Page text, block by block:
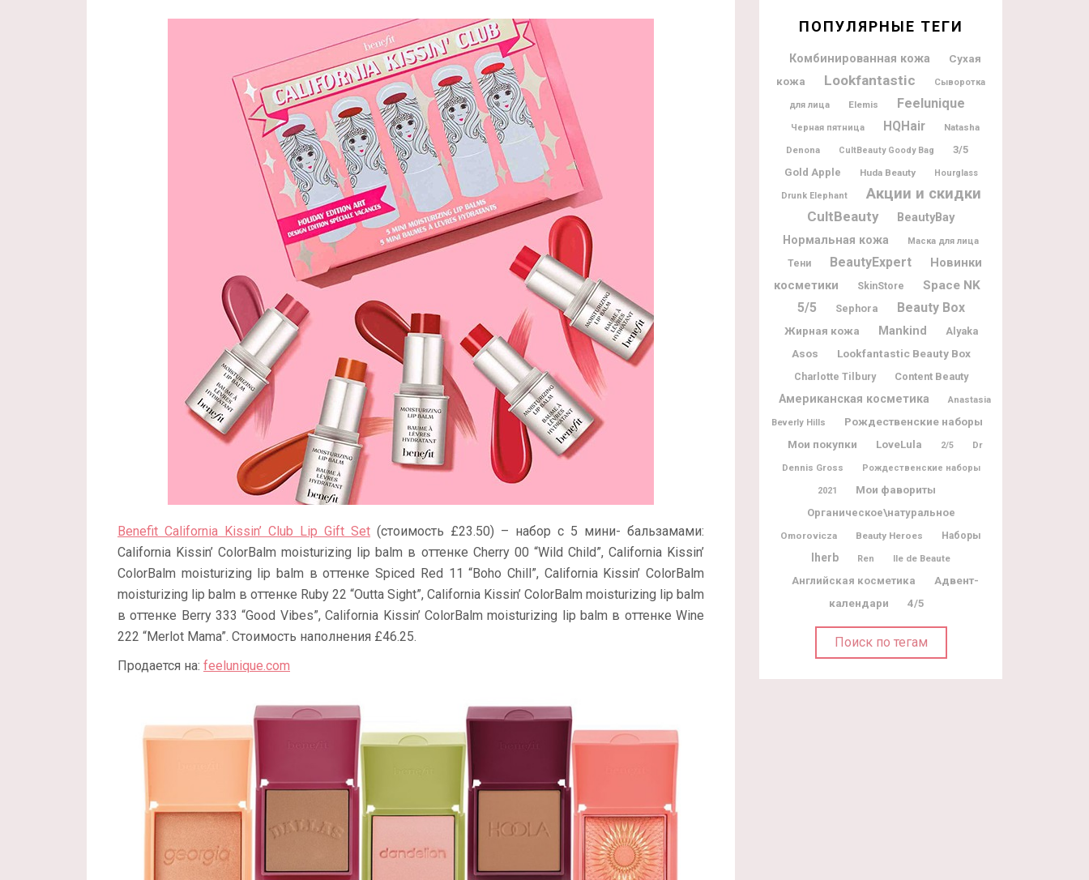
Benefit California Kissin’ Club Lip Gift Set (стоимость £23.50) – набор с 5 мини- бальзамами:
California Kissin’ ColorBalm moisturizing lip balm в оттенке Cherry 00 “Wild Child”, California Kissin’
ColorBalm moisturizing lip balm в оттенке Spiced Red 11 “Boho Chill”, California Kissin’ ColorBalm
moisturizing lip balm в оттенке Ruby 22 “Outta Sight”, California Kissin’ ColorBalm moisturizing lip balm
в оттенке Berry 333 “Good Vibes”, California Kissin’ ColorBalm moisturizing lip balm в оттенке Wine
222 “Merlot Mama”. Стоимость наполнения £46.25.
Продается на: feelunique.com
ПОПУЛЯРНЫЕ ТЕГИ
Комбинированная кожа
Сухая
кожа
Lookfantastic Сыворотка
для лица Elemis Feelunique
Черная пятница HQHair
Natasha
Denona
CultBeauty Goody Bag
3/5
Gold Apple
Huda Beauty Hourglass
Drunk Elephant Акции и скидки
CultBeauty BeautyBay
Нормальная кожа Маска для лица
Тени BeautyExpert
Новинки
косметики
SkinStore Space NK
5/5 Sephora Beauty Box
Жирная кожа Mankind
Alyaka
Asos
Lookfantastic Beauty Box
Charlotte Tilbury Content Beauty
Американская косметика Anastasia
Beverly Hills
Рождественские наборы
Мои покупки
LoveLula 2/5
Dr
Dennis Gross
Рождественские наборы
2021 Мои фавориты
Органическое\натуральное
Omorovicza Beauty Heroes Наборы
Iherb Ren Ile de Beaute
Английская косметика
Адвент-
календари
4/5
Поиск по тегам